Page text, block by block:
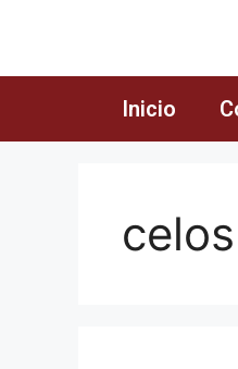
Inicio